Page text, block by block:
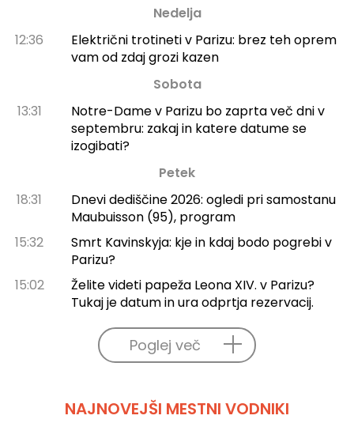
Nedelja
12:36
Električni trotineti v Parizu: brez teh oprem
vam od zdaj grozi kazen
Sobota
13:31
Notre-Dame v Parizu bo zaprta več dni v
septembru: zakaj in katere datume se
izogibati?
Petek
18:31
Dnevi dediščine 2026: ogledi pri samostanu
Maubuisson (95), program
15:32
Smrt Kavinskyja: kje in kdaj bodo pogrebi v
Parizu?
15:02
Želite videti papeža Leona XIV. v Parizu?
Tukaj je datum in ura odprtja rezervacij.
Poglej več
NAJNOVEJŠI MESTNI VODNIKI